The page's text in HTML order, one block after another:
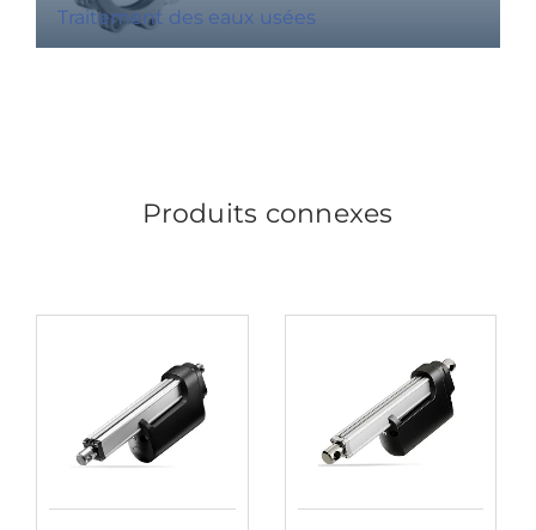
Traitement des eaux usées
Produits connexes